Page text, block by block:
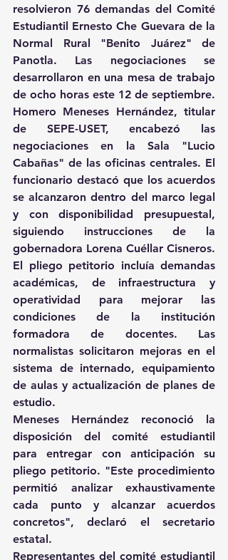
resolvieron 76 demandas del Comité
Estudiantil Ernesto Che Guevara de la
Normal Rural "Benito Juárez" de
Panotla. Las negociaciones se
desarrollaron en una mesa de trabajo
de ocho horas este 12 de septiembre.
Homero Meneses Hernández, titular
de SEPE-USET, encabezó las
negociaciones en la Sala "Lucio
Cabañas" de las oficinas centrales. El
funcionario destacó que los acuerdos
se alcanzaron dentro del marco legal
y con disponibilidad presupuestal,
siguiendo instrucciones de la
gobernadora Lorena Cuéllar Cisneros.
El pliego petitorio incluía demandas
académicas, de infraestructura y
operatividad para mejorar las
condiciones de la institución
formadora de docentes. Las
normalistas solicitaron mejoras en el
sistema de internado, equipamiento
de aulas y actualización de planes de
estudio.
Meneses Hernández reconoció la
disposición del comité estudiantil
para entregar con anticipación su
pliego petitorio. "Este procedimiento
permitió analizar exhaustivamente
cada punto y alcanzar acuerdos
concretos", declaró el secretario
estatal.
Representantes del comité estudiantil